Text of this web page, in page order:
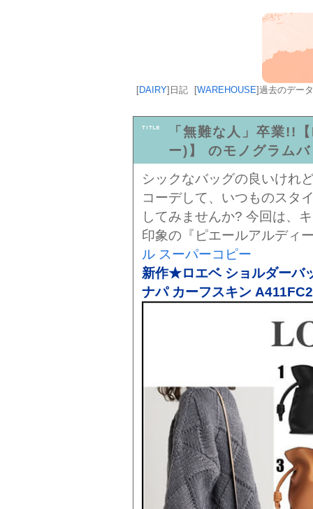
[DAIRY] 日記 [WAREHOUSE]過去のデータ
「無難な人」卒業!!
ー)】 のモノグラム
シックなバッグの良いけれ
コーデして、いつものスタ
してみませんか? 今回は、
印象の『ピエールアルディ
ル スーパーコピー
新作★ロエベ ショルダーバ
ナパ カーフスキン